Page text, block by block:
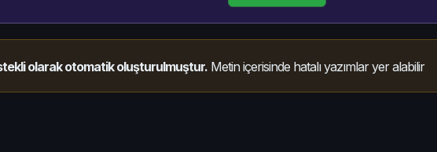
olarak otomatik oluşturulmuştur. Metin içerisinde hatalı yazımlar yer alabilir